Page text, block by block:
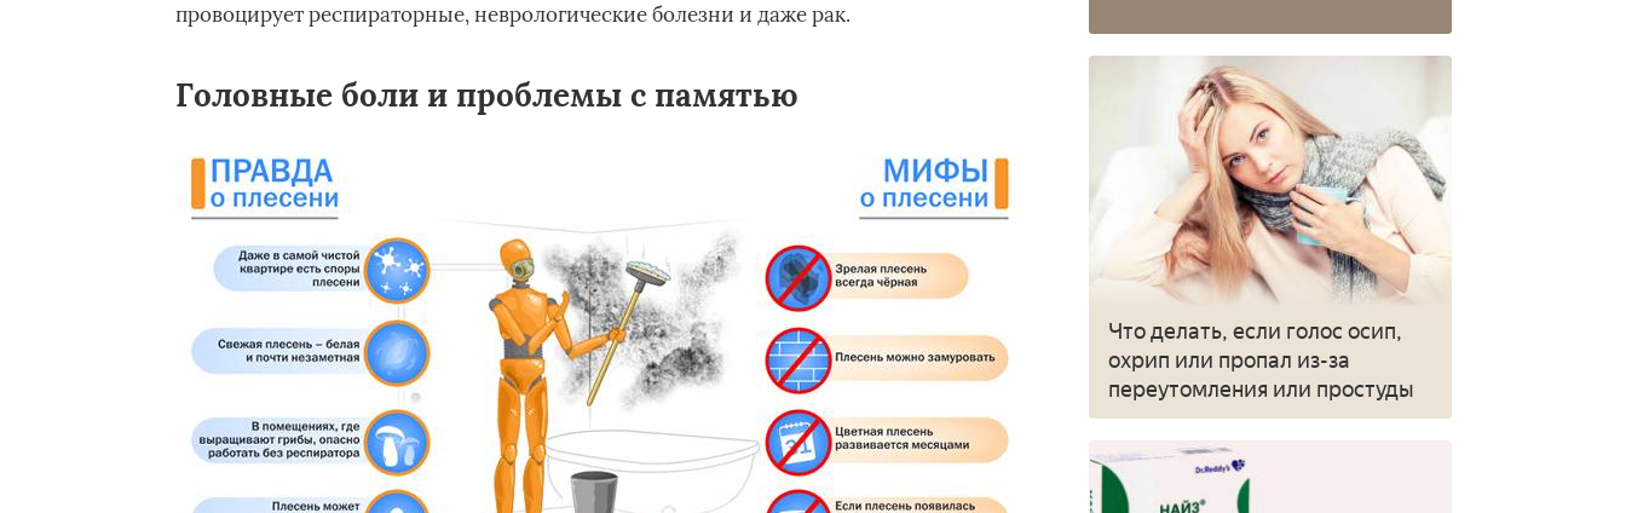
провоцирует респираторные, неврологические болезни и даже рак.
Головные боли и проблемы с памятью
Что делать, если голос осип,
охрип или пропал из-за
переутомления или простуды